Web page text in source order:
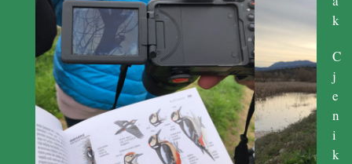
k
C
j
e
n
i
k